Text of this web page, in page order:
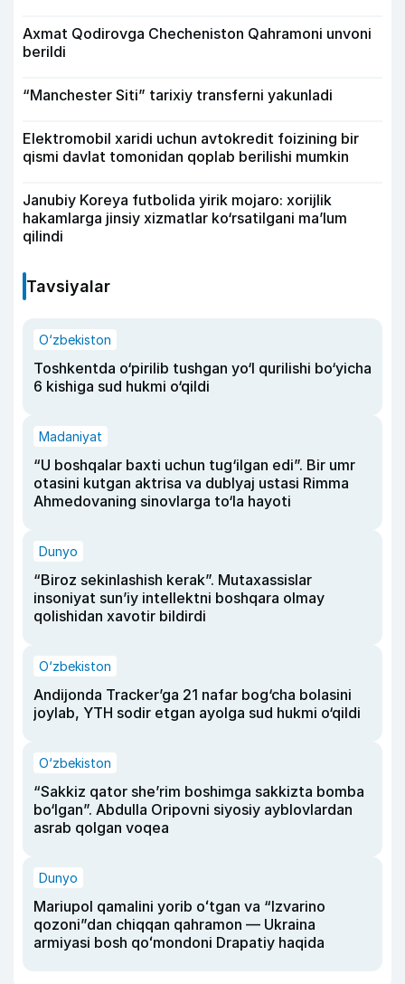
Axmat Qodirovga Checheniston Qahramoni unvoni
berildi
“Manchester Siti” tarixiy transferni yakunladi
Elektromobil xaridi uchun avtokredit foizining bir
qismi davlat tomonidan qoplab berilishi mumkin
Janubiy Koreya futbolida yirik mojaro: xorijlik
hakamlarga jinsiy xizmatlar ko‘rsatilgani ma’lum
qilindi
Tavsiyalar
O‘zbekiston
Toshkentda o‘pirilib tushgan yo‘l qurilishi bo‘yicha
6 kishiga sud hukmi o‘qildi
Madaniyat
“U boshqalar baxti uchun tug‘ilgan edi”. Bir umr
otasini kutgan aktrisa va dublyaj ustasi Rimma
Ahmedovaning sinovlarga to‘la hayoti
Dunyo
“Biroz sekinlashish kerak”. Mutaxassislar
insoniyat sun’iy intellektni boshqara olmay
qolishidan xavotir bildirdi
O‘zbekiston
Andijonda Tracker’ga 21 nafar bog‘cha bolasini
joylab, YTH sodir etgan ayolga sud hukmi o‘qildi
O‘zbekiston
“Sakkiz qator she’rim boshimga sakkizta bomba
bo‘lgan”. Abdulla Oripovni siyosiy ayblovlardan
asrab qolgan voqea
Dunyo
Mariupol qamalini yorib oʻtgan va “Izvarino
qozoni”dan chiqqan qahramon — Ukraina
armiyasi bosh qoʻmondoni Drapatiy haqida